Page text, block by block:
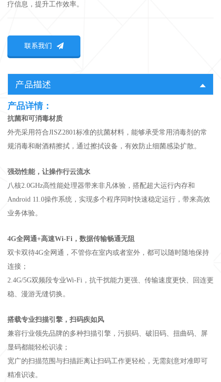
疗信息，提升工作效率。
联系我们
产品描述
产品详情：
抗菌和可消毒材质
外壳采用符合JISZ2801标准的抗菌材料，能够承受常用消毒剂的常
规消毒和耐酒精擦拭，通过擦拭设备，有效防止细菌感染扩散。
强劲性能，让操作行云流水
八核2.0GHz高性能处理器带来非凡体验，搭配超大运行内存和
Android 11.0操作系统，实现多个程序同时快速稳定运行，带来高效
业务体验。
4G全网通+高速Wi-Fi，数据传输畅通无阻
双卡双待4G全网通，不管你在室内或者室外，都可以随时随地保持
连接；
2.4G/5G双频段专业Wi-Fi，抗干扰能力更强、传输速度更快、回连更
稳、漫游无缝切换。
搭载专业扫描引擎，扫码疾如风
兼容行业领先品牌的多种扫描引擎，污损码、破旧码、扭曲码、屏
显码都能轻松识读；
宽广的扫描范围与扫描距离让扫码工作更轻松，无需刻意对准即可
精准识读。